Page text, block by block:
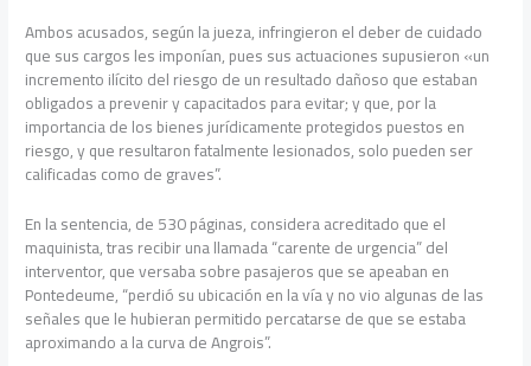
Ambos acusados, según la jueza, infringieron el deber de cuidado
que sus cargos les imponían, pues sus actuaciones supusieron «un
incremento ilícito del riesgo de un resultado dañoso que estaban
obligados a prevenir y capacitados para evitar; y que, por la
importancia de los bienes jurídicamente protegidos puestos en
riesgo, y que resultaron fatalmente lesionados, solo pueden ser
calificadas como de graves”.
En la sentencia, de 530 páginas, considera acreditado que el
maquinista, tras recibir una llamada “carente de urgencia” del
interventor, que versaba sobre pasajeros que se apeaban en
Pontedeume, “perdió su ubicación en la vía y no vio algunas de las
señales que le hubieran permitido percatarse de que se estaba
aproximando a la curva de Angrois”.